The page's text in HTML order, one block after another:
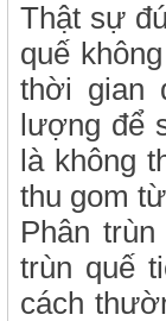
Thật sự
quế
thời gian
lượng để
là không
thu gom
Phân
trùn quế
cách